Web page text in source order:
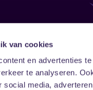
van cookies
en advertenties
te analyseren.
media,
Follow
Facebook